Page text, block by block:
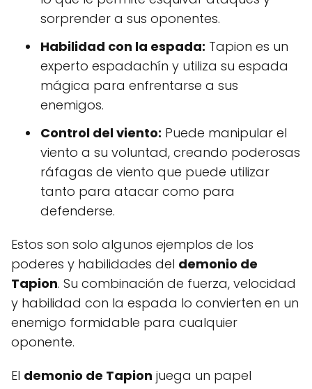
sorprender a sus oponentes.
Habilidad con la espada: Tapion es un
experto espadachín y utiliza su espada
mágica para enfrentarse a sus
enemigos.
Control del viento: Puede manipular el
viento a su voluntad, creando poderosas
ráfagas de viento que puede utilizar
tanto para atacar como para
defenderse.
Estos son solo algunos ejemplos de los
poderes y habilidades del demonio de
Tapion. Su combinación de fuerza, velocidad
y habilidad con la espada lo convierten en un
enemigo formidable para cualquier
oponente.
El demonio de Tapion juega un papel